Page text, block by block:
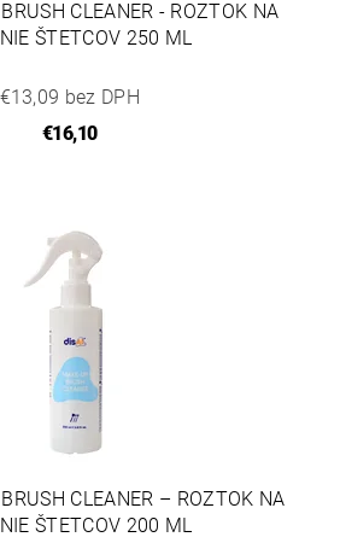
CLEANER - ROZTOK NA
ŠTETCOV 250 ML
€13,09 bez DPH
€16,10
CLEANER – ROZTOK NA
ŠTETCOV 200 ML